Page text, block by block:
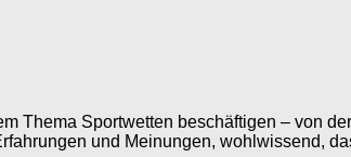
Thema Sportwetten beschäftigen – von
und Meinungen, wohlwissend,